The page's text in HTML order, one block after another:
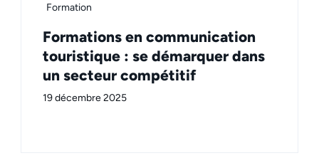
Formation
Formations en communication
touristique : se démarquer dans
un secteur compétitif
19 décembre 2025